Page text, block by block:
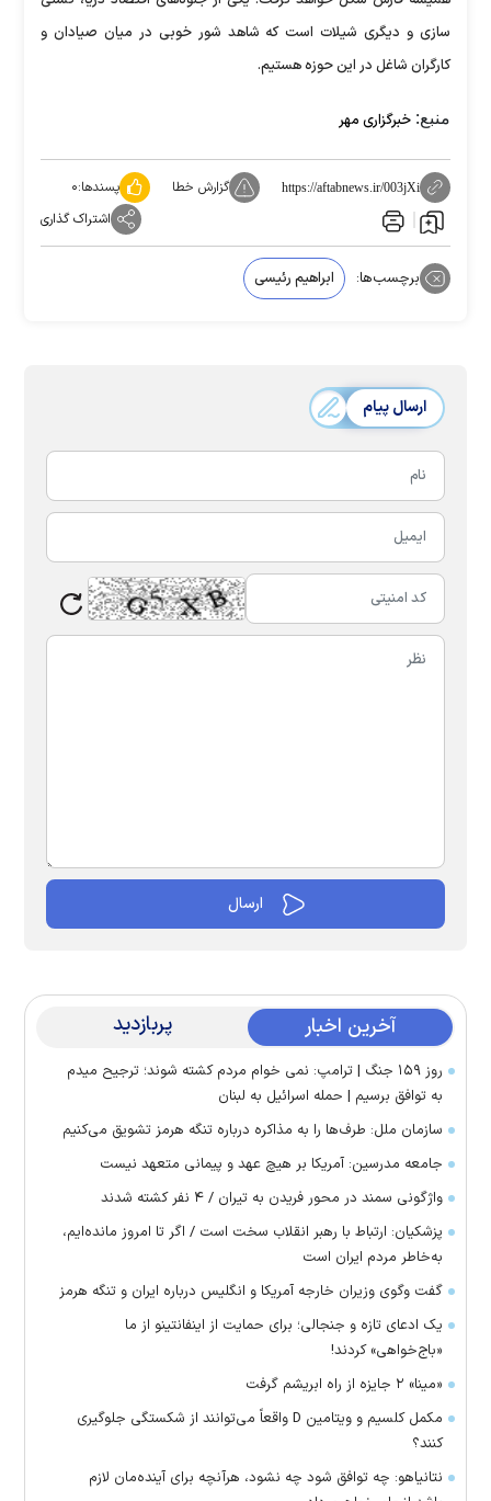
سازی و دیگری شیلات است که شاهد شور خوبی در میان صیادان و
کارگران شاغل در این حوزه هستیم.
منبع: خبرگزاری مهر
https://aftabnews.ir/003jXi گزارش خطا پسندها:۰
اشتراک گذاری
برچسب‌ها: ابراهیم رئیسی
ارسال پیام
آخرین اخبار پربازدید
روز ۱۵۹ جنگ | ترامپ: نمی خوام مردم کشته شوند؛ ترجیح میدم
به توافق برسیم | حمله اسرائیل به لبنان
سازمان ملل: طرف‌ها را به مذاکره درباره تنگه هرمز تشویق می‌کنیم
جامعه مدرسین: آمریکا بر هیچ عهد و پیمانی متعهد نیست
واژگونی سمند در محور فریدن به تیران / ۴ نفر کشته شدند
پزشکیان: ارتباط با رهبر انقلاب سخت است / اگر تا امروز مانده‌ایم،
به‌خاطر مردم ایران است
گفت وگوی وزیران خارجه آمریکا و انگلیس درباره ایران و تنگه هرمز
یک ادعای تازه و جنجالی؛ برای حمایت از اینفانتینو از ما
«باج‌خواهی» کردند!
«مینا» ۲ جایزه از راه ابریشم گرفت
مکمل کلسیم و ویتامین D واقعاً می‌توانند از شکستگی جلوگیری
کنند؟
نتانیاهو: چه توافق شود چه نشود، هرآنچه برای آینده‌مان لازم